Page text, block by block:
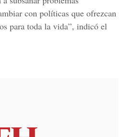
con políticas que ofrezcan
para toda la vida”, indicó el